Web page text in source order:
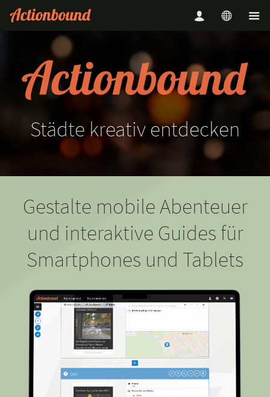
Städtekreativentdecken
Gestalte mobile Abenteuer
und interaktive Guides für
Smartphones und Tablets